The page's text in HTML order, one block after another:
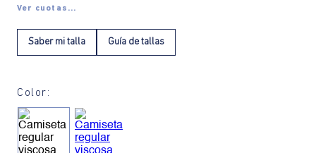
Ver cuotas...
Saber mi talla Guía de tallas
Color: